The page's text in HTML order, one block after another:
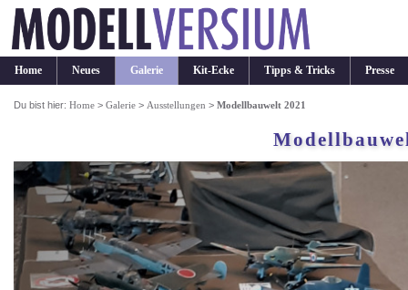
Home Neues Galerie Kit-Ecke Tipps & Tricks Presse
Du bist hier:Home >Galerie > Ausstellungen >Modellbauwelt 2021